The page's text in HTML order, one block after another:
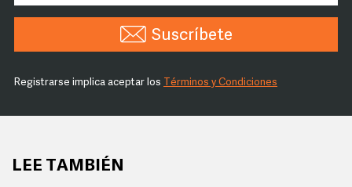
Suscríbete
Registrarse implica aceptar los Términos y Condiciones
LEE TAMBIÉN